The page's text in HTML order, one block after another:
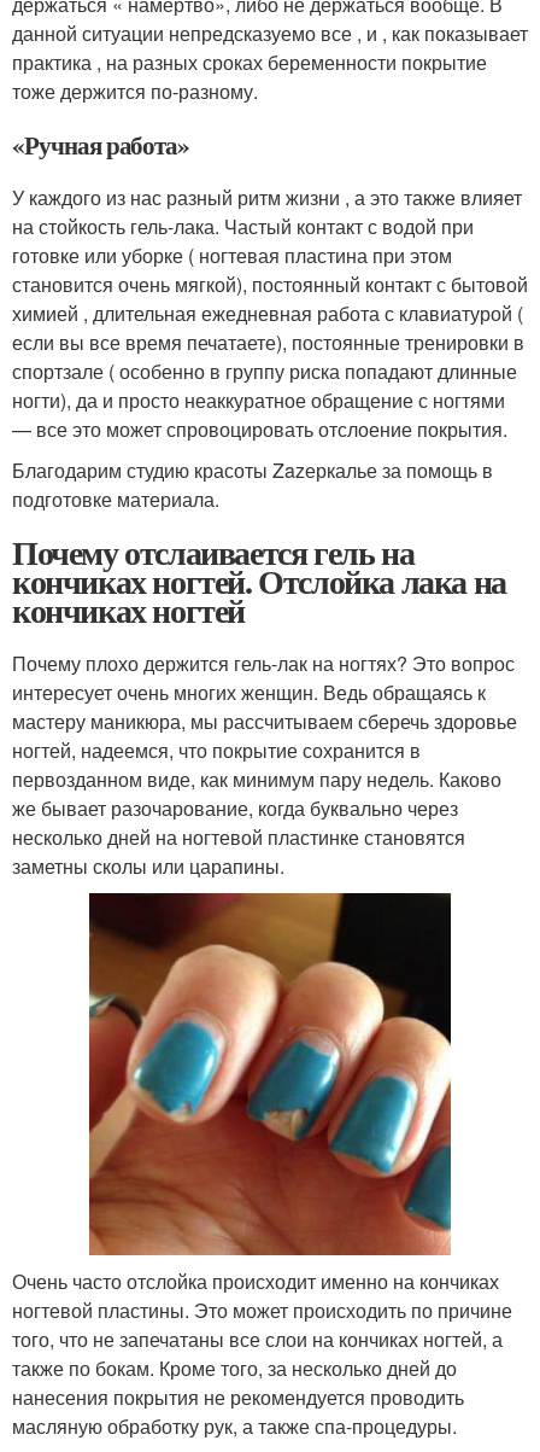
данной ситуации непредсказуемо все , и , как показывает
практика , на разных сроках беременности покрытие
тоже держится по‑разному.
«Ручная работа»
У каждого из нас разный ритм жизни , а это также влияет
на стойкость гель-лака. Частый контакт с водой при
готовке или уборке ( ногтевая пластина при этом
становится очень мягкой), постоянный контакт с бытовой
химией , длительная ежедневная работа с клавиатурой (
если вы все время печатаете), постоянные тренировки в
спортзале ( особенно в группу риска попадают длинные
ногти), да и просто неаккуратное обращение с ногтями
— все это может спровоцировать отслоение покрытия.
Благодарим студию красоты Zazеркалье за помощь в
подготовке материала.
Почему отслаивается гель на
кончиках ногтей. Отслойка лака на
кончиках ногтей
Почему плохо держится гель-лак на ногтях? Это вопрос
интересует очень многих женщин. Ведь обращаясь к
мастеру маникюра, мы рассчитываем сберечь здоровье
ногтей, надеемся, что покрытие сохранится в
первозданном виде, как минимум пару недель. Каково
же бывает разочарование, когда буквально через
несколько дней на ногтевой пластинке становятся
заметны сколы или царапины.
Очень часто отслойка происходит именно на кончиках
ногтевой пластины. Это может происходить по причине
того, что не запечатаны все слои на кончиках ногтей, а
также по бокам. Кроме того, за несколько дней до
нанесения покрытия не рекомендуется проводить
масляную обработку рук, а также спа-процедуры.